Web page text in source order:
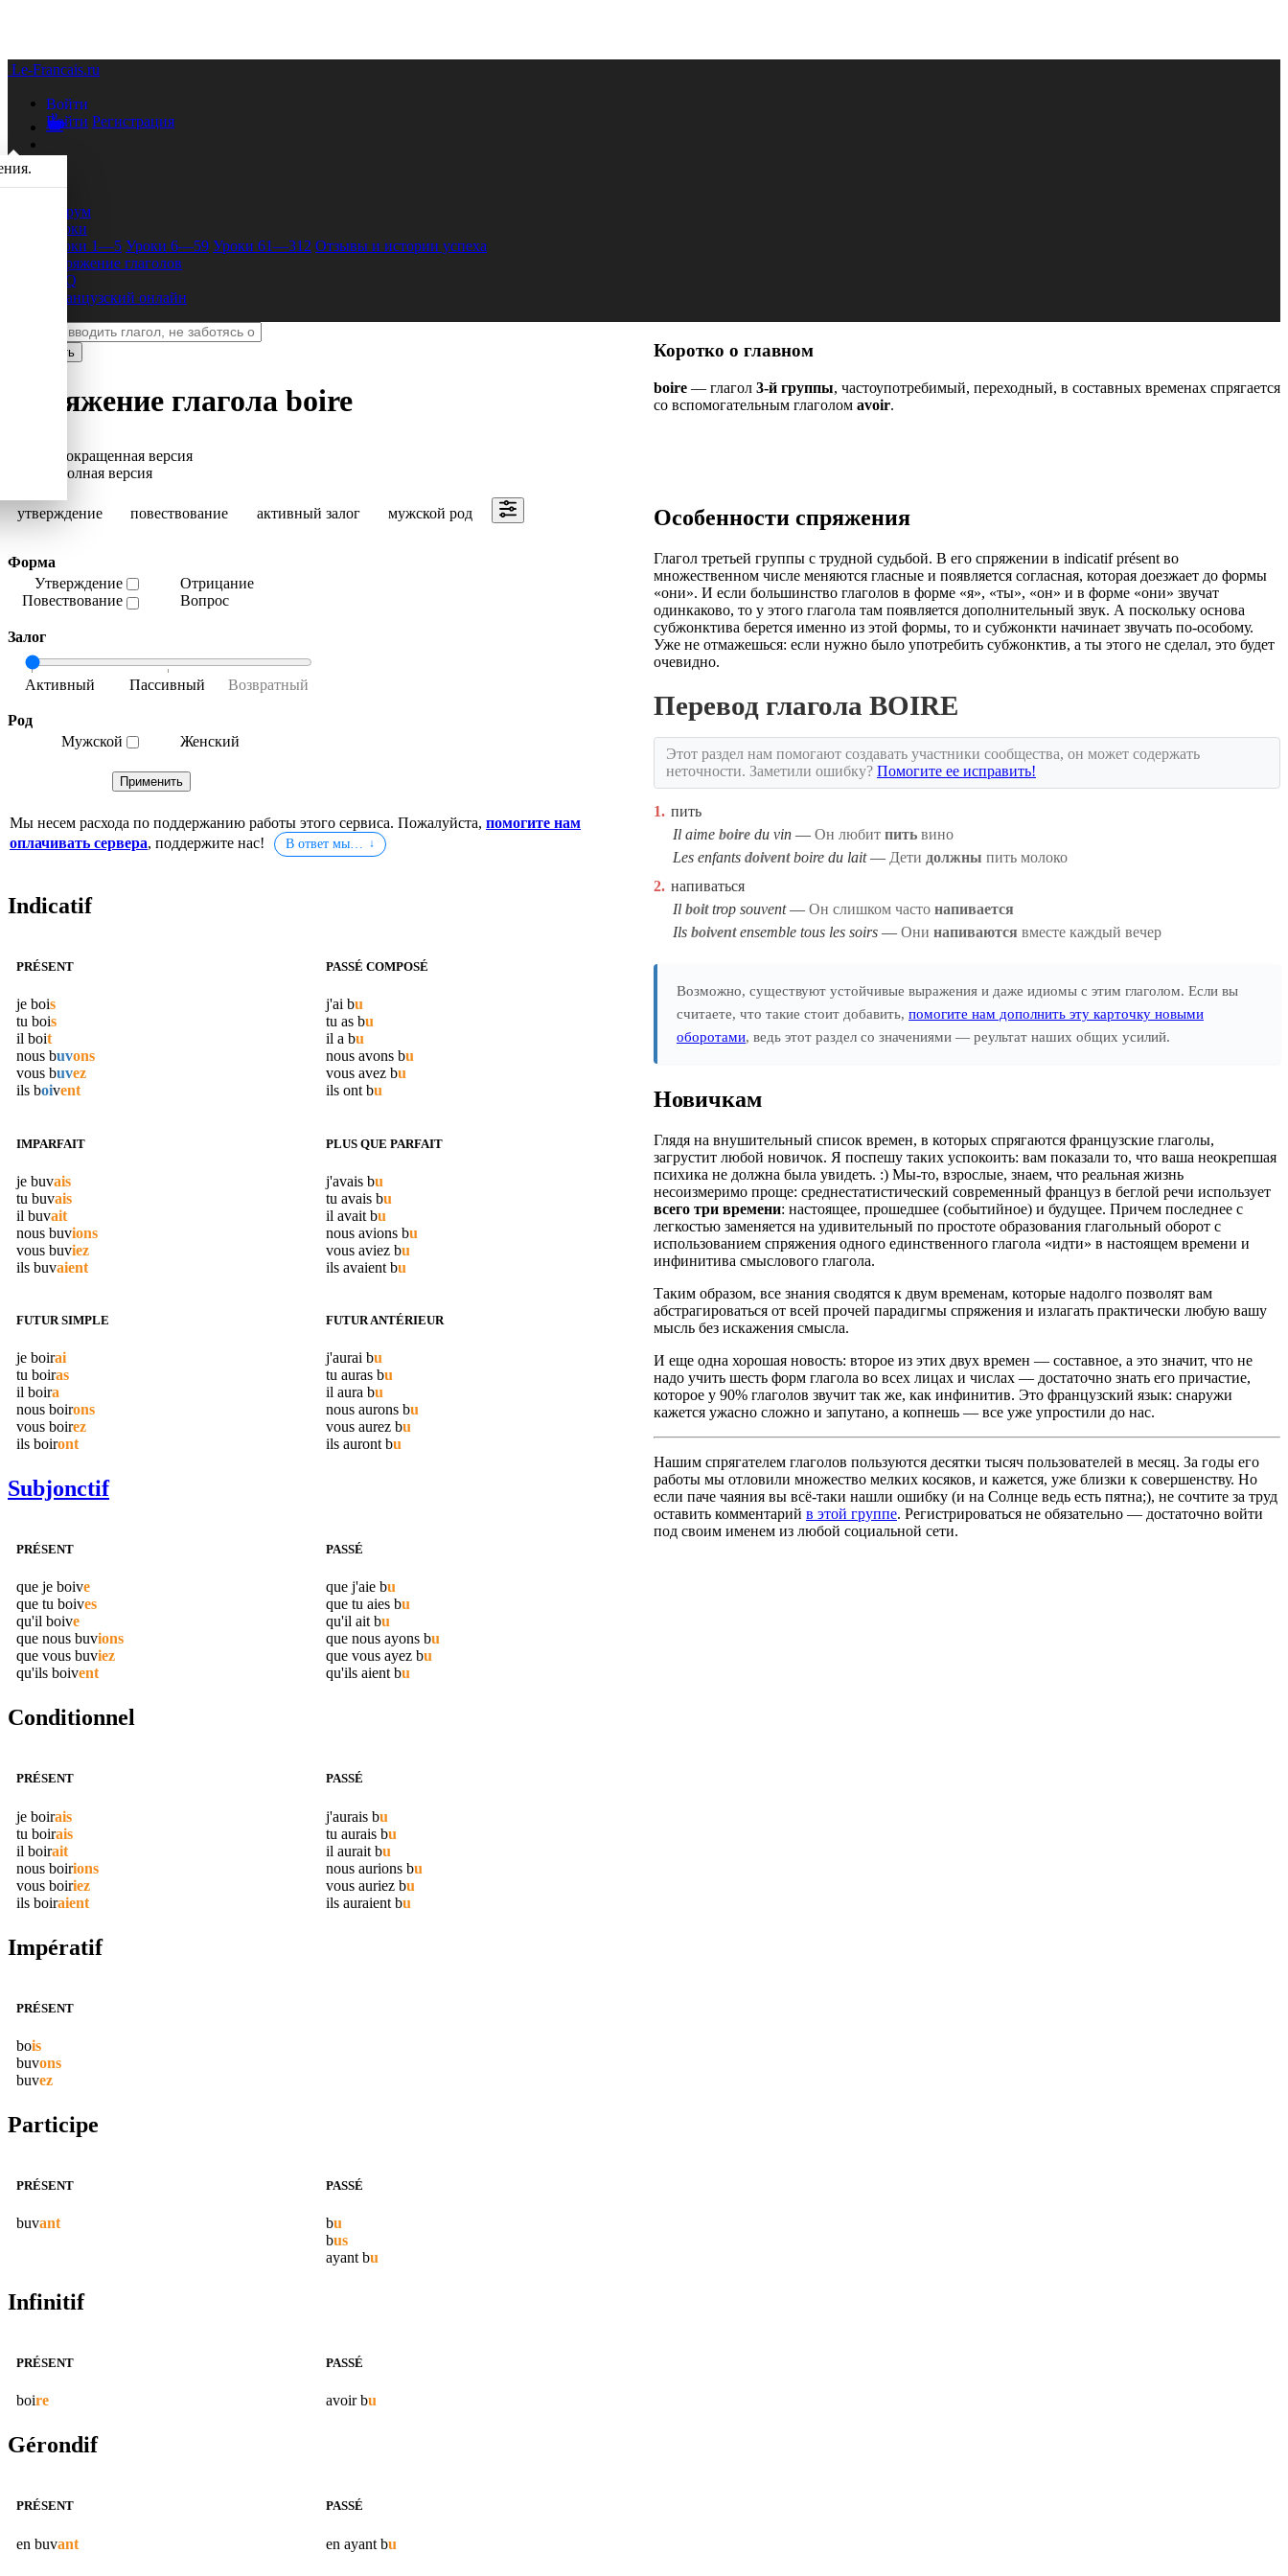
Le-Francais.ru
Войти
Войти Регистрация
Форум
Уроки
Уроки 1—5 Уроки 6—59 Уроки 61—312 Отзывы и истории успеха
Спряжение глаголов
FAQ
Французский онлайн
Спряжение глагола boire
Сокращенная версия
Полная версия
утверждение повествование активный залог мужской род
Форма
Утверждение
Повествование
Отрицание
Вопрос
Залог
Род
Мужской
Женский
Мы несем расхода по поддержанию работы этого сервиса. Пожалуйста, помогите нам
оплачивать сервера, поддержите нас! В ответ мы…
Indicatif
PRÉSENT
je bois
tu bois
il boit
nous buvons
vous buvez
ils boivent
PASSÉ COMPOSÉ
j'ai bu
tu as bu
il a bu
nous avons bu
vous avez bu
ils ont bu
IMPARFAIT
je buvais
tu buvais
il buvait
nous buvions
vous buviez
ils buvaient
PLUS QUE PARFAIT
j'avais bu
tu avais bu
il avait bu
nous avions bu
vous aviez bu
ils avaient bu
FUTUR SIMPLE
je boirai
tu boiras
il boira
nous boirons
vous boirez
ils boiront
FUTUR ANTÉRIEUR
j'aurai bu
tu auras bu
il aura bu
nous aurons bu
vous aurez bu
ils auront bu
Subjonctif
PRÉSENT
que je boive
que tu boives
qu'il boive
que nous buvions
que vous buviez
qu'ils boivent
PASSÉ
que j'aie bu
que tu aies bu
qu'il ait bu
que nous ayons bu
que vous ayez bu
qu'ils aient bu
Conditionnel
PRÉSENT
je boirais
tu boirais
il boirait
nous boirions
vous boiriez
ils boiraient
PASSÉ
j'aurais bu
tu aurais bu
il aurait bu
nous aurions bu
vous auriez bu
ils auraient bu
Impératif
PRÉSENT
bois
buvons
buvez
Participe
PRÉSENT
buvant
PASSÉ
bu
bus
ayant bu
Infinitif
PRÉSENT
boire
PASSÉ
avoirbu
Gérondif
PRÉSENT
en buvant
PASSÉ
en ayant bu
Коротко о главном
boire — глагол 3-й группы, частоупотребимый, переходный, в составных временах спрягается
со вспомогательным глаголом avoir.
Особенности спряжения
Глагол третьей группы с трудной судьбой. В его спряжении в indicatif présent во
множественном числе меняются гласные и появляется согласная, которая доезжает до формы
«они». И если большинство глаголов в форме «я», «ты», «он» и в форме «они» звучат
одинкаково, то у этого глагола там появляется дополнительный звук. А поскольку основа
субжонктива берется именно из этой формы, то и субжонкти начинает звучать по-особому.
Уже не отмажешься: если нужно было употребить субжонктив, а ты этого не сделал, это будет
очевидно.
Перевод глагола BOIRE
Этот раздел нам помогают создавать участники сообщества, он может содержать
неточности. Заметили ошибку? Помогите ее исправить!
1. пить
Il aime boire du vin Он любит пить вино
Les enfants doiventboire du lait Дети должны пить молоко
2. напиваться
Il boittrop souvent Он слишком часто напивается
Ils boiventensemble tous les soirs Они напиваются вместе каждый вечер
Возможно, существуют устойчивые выражения и даже идиомы с этим глаголом. Если вы
считаете, что такие стоит добавить, помогите нам дополнить эту карточку новыми
оборотами, ведь этот раздел со значениями — реультат наших общих усилий.
Новичкам
Глядя на внушительный список времен, в которых спрягаются французские глаголы,
загрустит любой новичок. Я поспешу таких успокоить: вам показали то, что ваша неокрепшая
психика не должна была увидеть. :) Мы-то, взрослые, знаем, что реальная жизнь
несоизмеримо проще: среднестатистический современный француз в беглой речи использует
всего три времени: настоящее, прошедшее (событийное) и будущее. Причем последнее с
легкостью заменяется на удивительный по простоте образования глагольный оборот с
использованием спряжения одного единственного глагола «идти» в настоящем времени и
инфинитива смыслового глагола.
Таким образом, все знания сводятся к двум временам, которые надолго позволят вам
абстрагироваться от всей прочей парадигмы спряжения и излагать практически любую вашу
мысль без искажения смысла.
И еще одна хорошая новость: второе из этих двух времен — составное, а это значит, что не
надо учить шесть форм глагола во всех лицах и числах — достаточно знать его причастие,
которое у 90% глаголов звучит так же, как инфинитив. Это французский язык: снаружи
кажется ужасно сложно и запутано, а копнешь — все уже упростили до нас.
Нашим спрягателем глаголов пользуются десятки тысяч пользователей в месяц. За годы его
работы мы отловили множество мелких косяков, и кажется, уже близки к совершенству. Но
если паче чаяния вы всё-таки нашли ошибку (и на Солнце ведь есть пятна;), не сочтите за труд
оставить комментарий в этой группе. Регистрироваться не обязательно — достаточно войти
под своим именем из любой социальной сети.